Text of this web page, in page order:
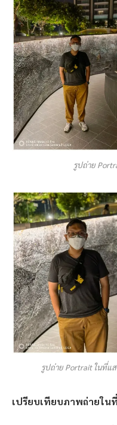
รูปถ่าย
รูปถ่าย Portrait ในที่แ
เปรียบเทียบภาพถ่ายใน